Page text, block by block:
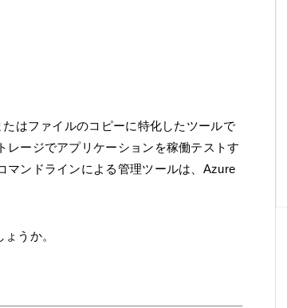
はファイルのコピーに特化したツールで
ージでアプリケーションを稼働テストす
マンドラインによる管理ツールは、Azure
うか。